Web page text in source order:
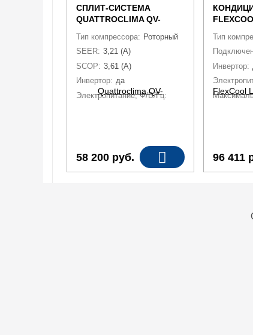
СПЛИТ-СИСТЕМА
QUATTROCLIMA QV-
Тип компрессора: Роторный
SEER: 3,21 (A)
SCOP: 3,61 (A)
Инвертор: да
Электропитание, Ф/В/Гц:
58 200 руб.
Тип
Инвертор:
96 411